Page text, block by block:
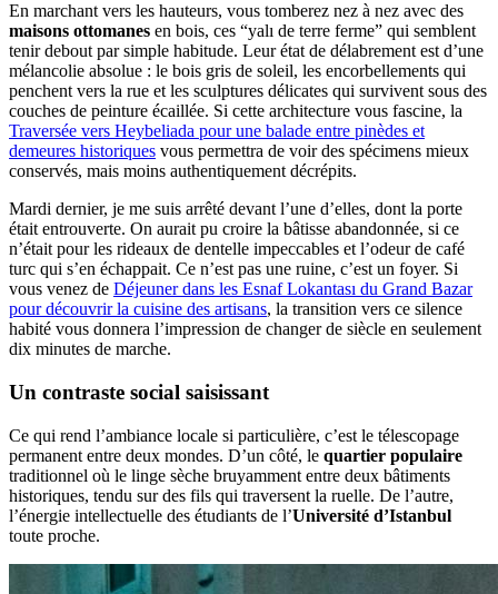
En marchant vers les hauteurs, vous tomberez nez à nez avec des
maisons ottomanes en bois, ces “yalı de terre ferme” qui semblent
tenir debout par simple habitude. Leur état de délabrement est d’une
mélancolie absolue : le bois gris de soleil, les encorbellements qui
penchent vers la rue et les sculptures délicates qui survivent sous des
couches de peinture écaillée. Si cette architecture vous fascine, la
Traversée vers Heybeliada pour une balade entre pinèdes et
demeures historiques vous permettra de voir des spécimens mieux
conservés, mais moins authentiquement décrépits.
Mardi dernier, je me suis arrêté devant l’une d’elles, dont la porte
était entrouverte. On aurait pu croire la bâtisse abandonnée, si ce
n’était pour les rideaux de dentelle impeccables et l’odeur de café
turc qui s’en échappait. Ce n’est pas une ruine, c’est un foyer. Si
vous venez de Déjeuner dans les Esnaf Lokantası du Grand Bazar
pour découvrir la cuisine des artisans, la transition vers ce silence
habité vous donnera l’impression de changer de siècle en seulement
dix minutes de marche.
Un contraste social saisissant
Ce qui rend l’ambiance locale si particulière, c’est le télescopage
permanent entre deux mondes. D’un côté, le quartier populaire
traditionnel où le linge sèche bruyamment entre deux bâtiments
historiques, tendu sur des fils qui traversent la ruelle. De l’autre,
l’énergie intellectuelle des étudiants de l’Université d’Istanbul
toute proche.